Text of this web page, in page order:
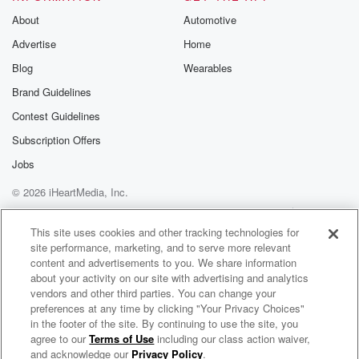
Speaker 1
sus señales,
anticiparse al peligro, tomar el miedo. Cosas que
Gabriela ha
bajando miles
de metros en Mendoza y en otras partes de la
Argentina,
de Latinoamérica y del mundo. Pero cuando llegaron
y tuvieron ante ellos la cara oeste, ya a 5.400 metros
de altura, supieron que era imposible.
Speaker 2(01:57):
La veíamos realmente impracticable. Era una cara
con roca, con
partes con nieve, con hielo. Entonces decidimos
About
Advertise
Blog
Brand Guidelines
Contest Guidelines
Subscription Offers
Jobs
Automotive
Home
Wearables
© 2026 iHeartMedia, Inc.
Help
Privacy Policy
Your Privacy Choices
Terms of Use
AdChoices
Radio Ambulante
This site uses cookies and other tracking technologies for
site performance, marketing, and to serve more relevant
content and advertisements to you. We share information
about your activity on our site with advertising and analytics
vendors and other third parties. You can change your
preferences at any time by clicking "Your Privacy Choices"
in the footer of the site. By continuing to use the site, you
agree to ourTerms of Use including our class action waiver,
and acknowledge our Privacy Policy.